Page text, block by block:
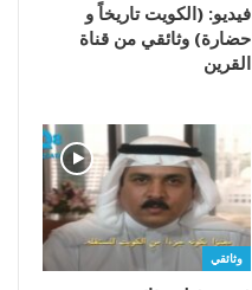
فيديو: (الكويت تاريخاً و
حضارة) وثائقي من قناة
القرين
وثائقي